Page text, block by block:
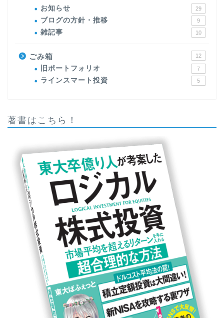
お知らせ 29
ブログの方針・推移 9
雑記事 10
ごみ箱 12
旧ポートフォリオ 7
ラインスマート投資 5
著書はこちら！